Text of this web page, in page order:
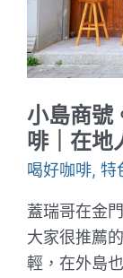
的
玻
璃
溫
超
療
癒
｜
謝
謝
你
9527
小島商號
啡｜在地
喝好咖啡, 特
蓋瑞哥在金
大家很推薦
輕，在外島